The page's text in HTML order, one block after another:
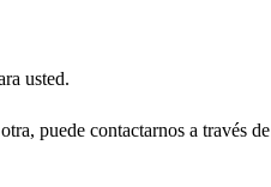
usted.
puede contactarnos a través de